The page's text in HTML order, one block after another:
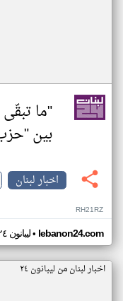
"ما
بين
اخبار لبنان
RH21RZ
ليبانون ٢٤• lebanon24.com
اخبار لبنان من ليبانون ٢٤